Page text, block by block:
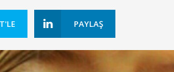
PAYLAŞ